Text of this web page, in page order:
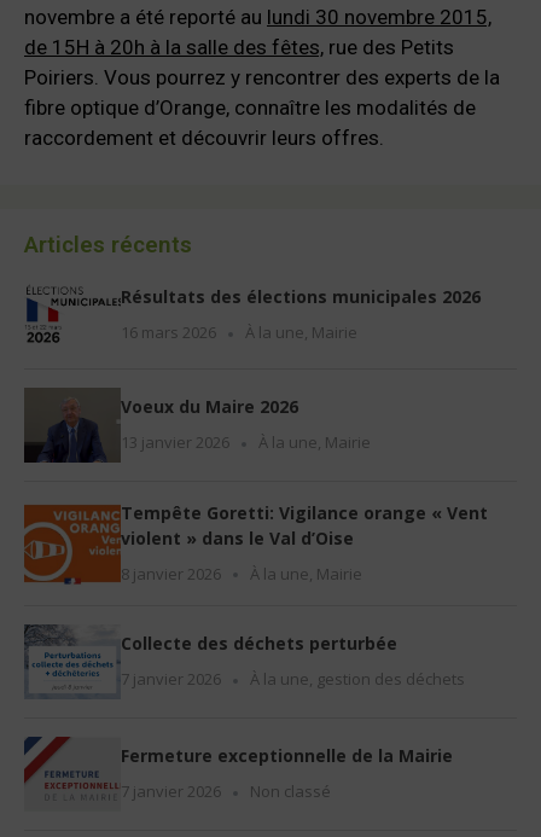
novembre a été reporté au lundi 30 novembre 2015,
de 15H à 20h à la salle des fêtes, rue des Petits
Poiriers. Vous pourrez y rencontrer des experts de la
fibre optique d’Orange, connaître les modalités de
raccordement et découvrir leurs offres.
Articles récents
Résultats des élections municipales 2026
16 mars 2026 À la une, Mairie
Voeux du Maire 2026
13 janvier 2026 À la une, Mairie
Tempête Goretti: Vigilance orange « Vent
violent » dans le Val d’Oise
8 janvier 2026 À la une, Mairie
Collecte des déchets perturbée
7 janvier 2026 À la une, gestion des déchets
Fermeture exceptionnelle de la Mairie
7 janvier 2026 Non classé